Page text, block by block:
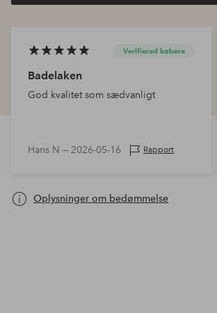
Verifierad købere
Badelaken
God kvalitet som sædvanligt
Hans N — 2026-05-16 Rapport
Oplysninger om bedømmelse